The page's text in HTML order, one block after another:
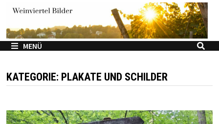
Zum
springen
MENÜ
KATEGORIE: PLAKATE UND SCHILDER